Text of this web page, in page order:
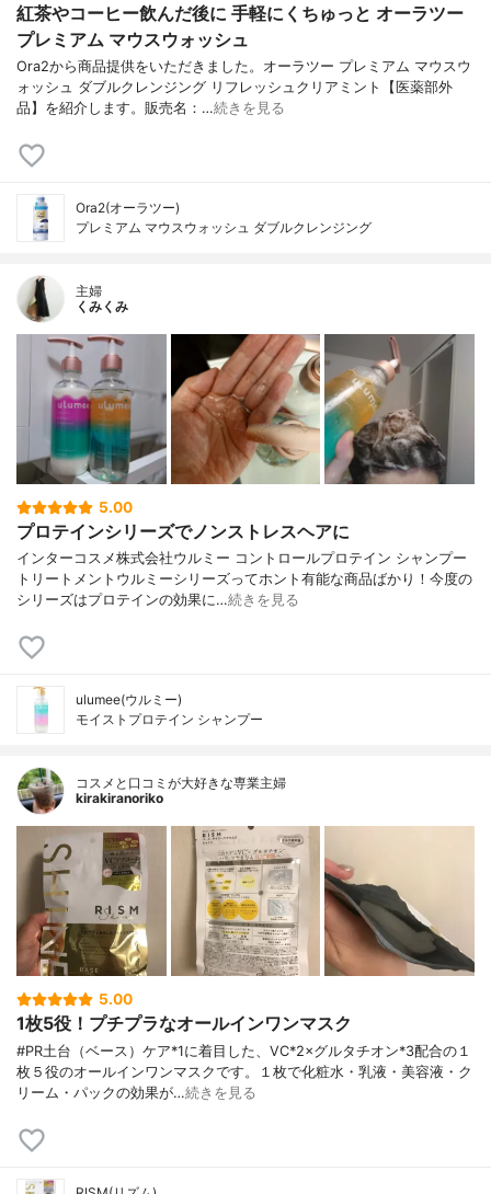
紅茶やコーヒー飲んだ後に 手軽にくちゅっと オーラツー
プレミアム マウスウォッシュ
Ora2から商品提供をいただきました。オーラツー プレミアム マウスウ
ォッシュ ダブルクレンジング リフレッシュクリアミント【医薬部外
品】を紹介します。販売名：…続きを見る
Ora2(オーラツー)
プレミアム マウスウォッシュ ダブルクレンジング
主婦
くみくみ
5.00
プロテインシリーズでノンストレスヘアに
インターコスメ株式会社ウルミー コントロールプロテイン シャンプー
トリートメントウルミーシリーズってホント有能な商品ばかり！今度の
シリーズはプロテインの効果に…続きを見る
ulumee(ウルミー)
モイストプロテイン シャンプー
コスメと口コミが大好きな専業主婦
kirakiranoriko
5.00
1枚5役！プチプラなオールインワンマスク
#PR土台（ベース）ケア*1に着目した、VC*2×グルタチオン*3配合の１
枚５役のオールインワンマスクです。１枚で化粧水・乳液・美容液・ク
リーム・パックの効果が…続きを見る